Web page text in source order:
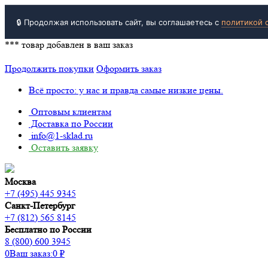
🔒 Продолжая использовать сайт, вы соглашаетесь с политикой
*** товар добавлен в ваш заказ
Продолжить покупки Оформить заказ
Всё просто: у нас и правда самые низкие цены.
Оптовым клиентам
Доставка по России
info@1-sklad.ru
Оставить заявку
Москва
+7 (495) 445 9345
Санкт-Петербург
+7 (812) 565 8145
Бесплатно по России
8 (800) 600 3945
0Ваш заказ:0 ₽